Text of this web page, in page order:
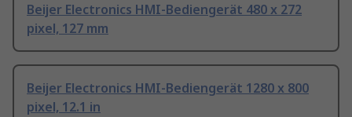
Beijer Electronics HMI-Bediengerät 480 x 272
pixel, 127 mm
Beijer Electronics HMI-Bediengerät 1280 x 800
pixel, 12.1 in